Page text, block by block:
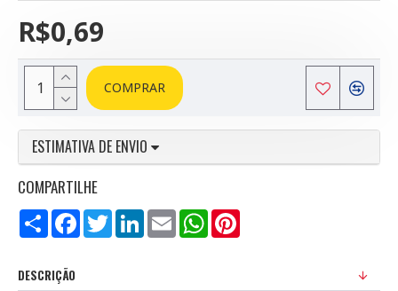
R$0,69
COMPRAR
ESTIMATIVA DE ENVIO
COMPARTILHE
Compartilhar
FacebookTwitterLinkedInEmail WhatsApp
DESCRIÇÃO